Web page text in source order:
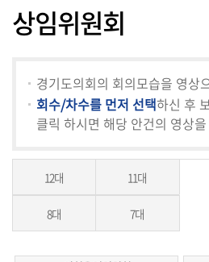
의
록
상
회
상임위원회
경기도의회의 회의모습을 영상
회수/차수를 먼저 선택하신 후
클릭 하시면 해당 안건의 영상
12대 11대
8대 7대